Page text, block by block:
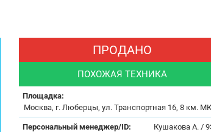
ПРОДАНО
ПОХОЖАЯ ТЕХНИКА
Площадка:
Москва, г. Люберцы, ул. Транспортная 16, 8 км.
Персональный менеджер/ID: Кушакова А. /